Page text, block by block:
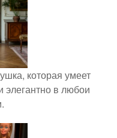
которая умеет
элегантно в любои